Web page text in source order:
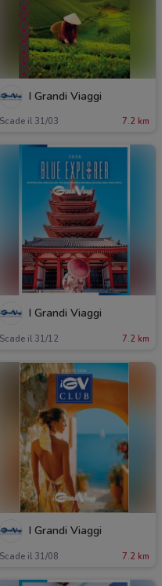
I Grandi Viaggi
Scade il 31/03 7.2 km
I Grandi Viaggi
Scade il 31/12 7.2 km
I Grandi Viaggi
Scade il 31/08 7.2 km